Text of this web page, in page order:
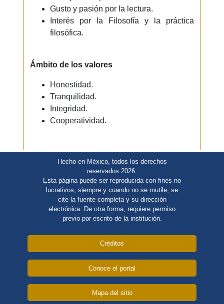
Gusto y pasión por la lectura.
Interés por la Filosofía y la práctica
filosófica.
Ámbito de los valores
Honestidad.
Tranquilidad.
Integridad.
Cooperatividad.
Hecho en México, todos los derechos
reservados 2026.
Esta página puede ser reproducida con fines no
lucrativos, siempre y cuando no se mutile, se
cite la fuente completa y su dirección
electrónica. De otra forma, requiere permiso
previo por escrito de la institución.
Créditos
Conoce el portal
Mapa del sitio